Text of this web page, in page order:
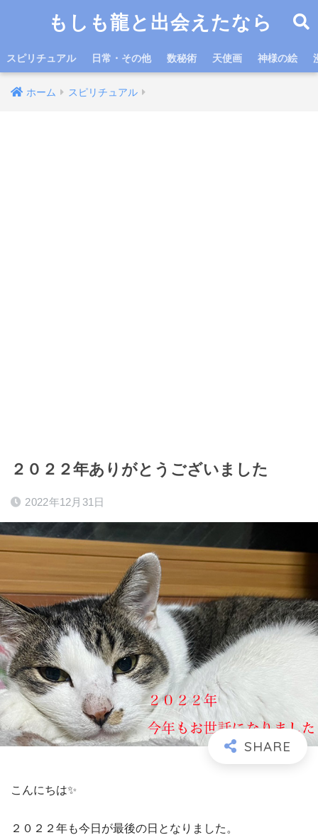
もしも龍と出会えたなら
スピリチュアル 日常・その他 数秘術 天使画 神様の絵
ホーム スピリチュアル
２０２２年ありがとうございました
2022年12月31日
こんにちは✨
２０２２年も今日が最後の日となりました。